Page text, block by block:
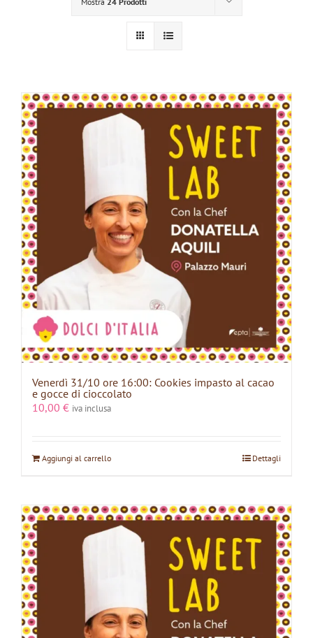
Venerdì 31/10 ore 16:00: Cookies impasto al cacao
e gocce di cioccolato
10,00 € iva inclusa
Aggiungi al carrello Dettagli